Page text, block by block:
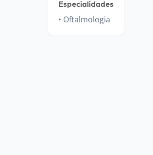
Especialidades
Oftalmologia